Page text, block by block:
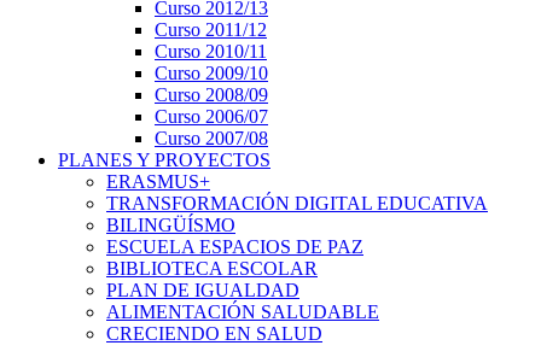
Curso 2012/13
Curso 2011/12
Curso 2010/11
Curso 2009/10
Curso 2008/09
Curso 2006/07
Curso 2007/08
PLANES Y PROYECTOS
ERASMUS+
TRANSFORMACIÓN DIGITAL EDUCATIVA
BILINGÜÍSMO
ESCUELA ESPACIOS DE PAZ
BIBLIOTECA ESCOLAR
PLAN DE IGUALDAD
ALIMENTACIÓN SALUDABLE
CRECIENDO EN SALUD